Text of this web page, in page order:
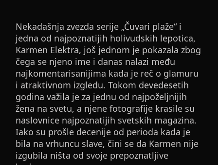
Nekadašnja zvezda serije „Čuvari plaže“ i
jedna od najpoznatijih holivudskih lepotica,
Karmen Elektra, još jednom je pokazala zbog
čega se njeno ime i danas nalazi među
najkomentarisanijima kada je reč o glamuru
i atraktivnom izgledu. Tokom devedesetih
godina važila je za jednu od najpoželjnijih
žena na svetu, a njene fotografije krasile su
naslovnice najpoznatijih svetskih magazina.
Iako su prošle decenije od perioda kada je
bila na vrhuncu slave, čini se da Karmen nije
izgubila ništa od svoje prepoznatljive